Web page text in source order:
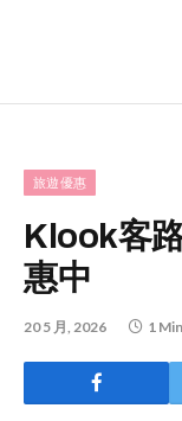
旅遊優惠
Klook客
惠中
20 5 月, 2026 1